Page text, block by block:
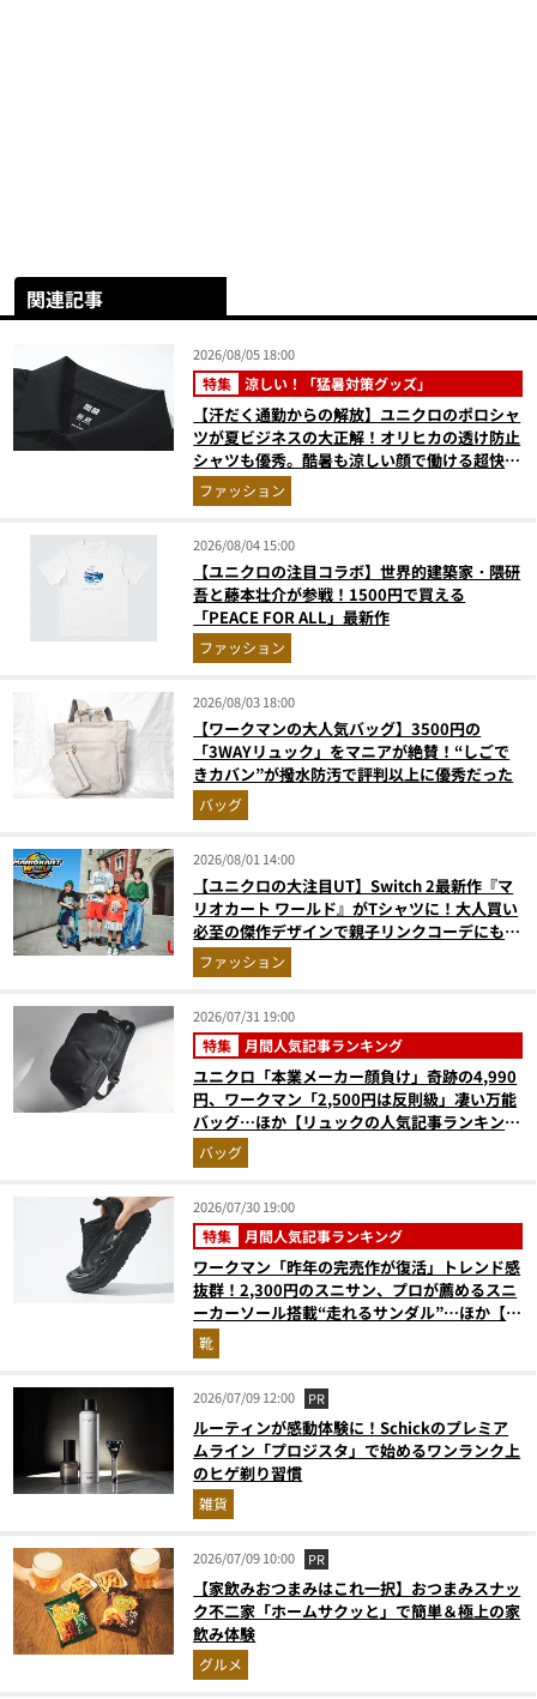
関連記事
2026/08/05 18:00
特集 涼しい！「猛暑対策グッズ」
【汗だく通勤からの解放】ユニクロのポロシャ
ツが夏ビジネスの大正解！オリヒカの透け防止
シャツも優秀。酷暑も涼しい顔で働ける超快適
ウエアの実力
ファッション
2026/08/04 15:00
【ユニクロの注目コラボ】世界的建築家・隈研
吾と藤本壮介が参戦！1500円で買える
「PEACE FOR ALL」最新作
ファッション
2026/08/03 18:00
【ワークマンの大人気バッグ】3500円の
「3WAYリュック」をマニアが絶賛！“しごで
きカバン”が撥水防汚で評判以上に優秀だった
バッグ
2026/08/01 14:00
【ユニクロの大注目UT】Switch 2最新作『マ
リオカート ワールド』がTシャツに！大人買い
必至の傑作デザインで親子リンクコーデにも最
適ファッション
2026/07/31 19:00
特集 月間人気記事ランキング
ユニクロ「本業メーカー顔負け」奇跡の4,990
円、ワークマン「2,500円は反則級」凄い万能
バッグ…ほか【リュックの人気記事ランキング
ベスト3】（2026年6月版）
バッグ
2026/07/30 19:00
特集 月間人気記事ランキング
ワークマン「昨年の完売作が復活」トレンド感
抜群！2,300円のスニサン、プロが薦めるスニ
ーカーソール搭載“走れるサンダル”…ほか【夏
シューズの人気記事ランキングベスト3】
（2026年6月版）
靴
2026/07/09 12:00 PR
ルーティンが感動体験に！Schickのプレミア
ムライン「プロジスタ」で始めるワンランク上
のヒゲ剃り習慣
雑貨
2026/07/09 10:00 PR
【家飲みおつまみはこれ一択】おつまみスナッ
ク不二家「ホームサクッと」で簡単＆極上の家
飲み体験
グルメ